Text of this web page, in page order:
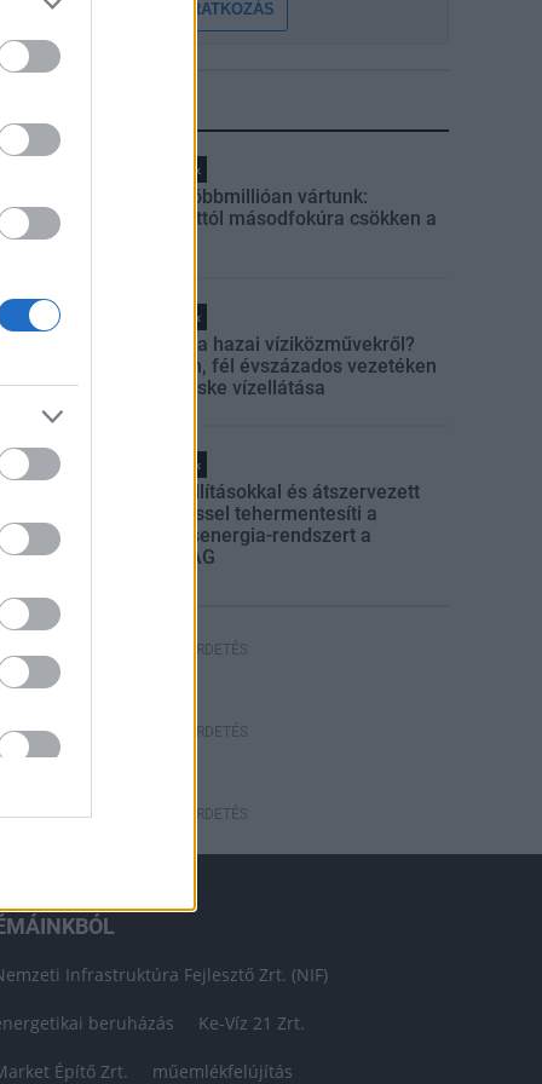
FELIRATKOZÁS
Helyi hírek
Amire többmillióan vártunk:
szombattól másodfokúra csökken a
Helyi hírek
Látlelet a hazai víziközművekről?
Egyetlen, fél évszázados vezetéken
múlt Bicske vízellátása
Helyi hírek
Gyárleállításokkal és átszervezett
termeléssel tehermentesíti a
villamosenergia-rendszert a
STRABAG
HIRDETÉS
HIRDETÉS
HIRDETÉS
Infrastruktúra Fejlesztő Zrt. (NIF)
beruházás Ke-Víz 21 Zrt.
Építő Zrt. műemlékfelújítás